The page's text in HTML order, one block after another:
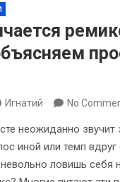
Игнатий No
неожиданно звучит
иной или темп вдруг
ловишь себя